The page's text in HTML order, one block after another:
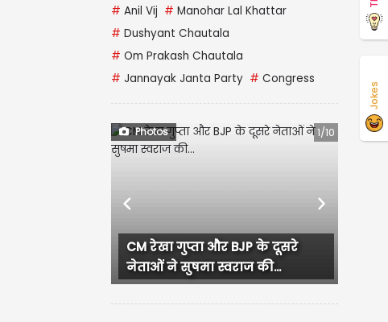
# Anil Vij # Manohar Lal Khattar
# Dushyant Chautala
# Om Prakash Chautala
# Jannayak Janta Party # Congress
Photos 1/10
CM रेखा गुप्ता और BJP के दूसरे
नेताओं ने सुषमा स्वराज की...
Previous Next
Jokes